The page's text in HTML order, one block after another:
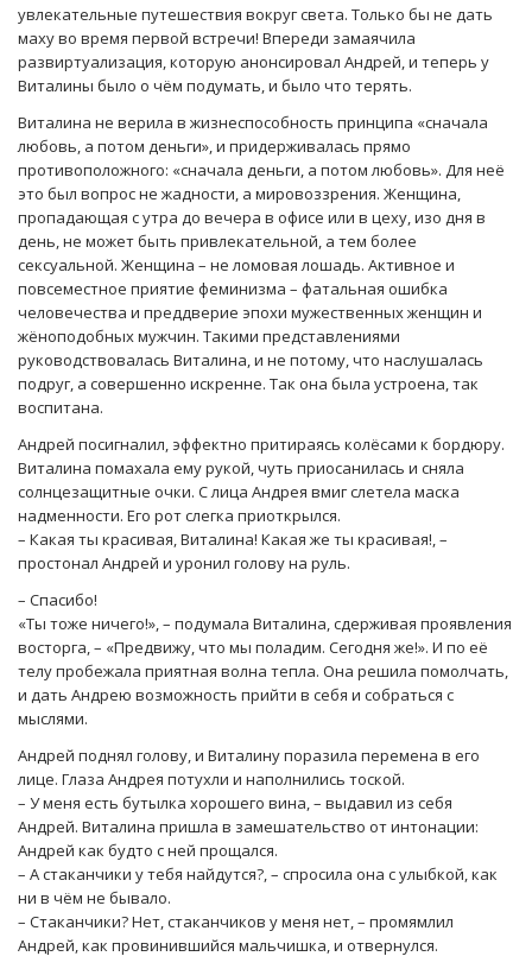
увлекательные путешествия вокруг света. Только бы не дать
маху во время первой встречи! Впереди замаячила
развиртуализация, которую анонсировал Андрей, и теперь у
Виталины было о чём подумать, и было что терять.
Виталина не верила в жизнеспособность принципа «сначала
любовь, а потом деньги», и придерживалась прямо
противоположного: «сначала деньги, а потом любовь». Для неё
это был вопрос не жадности, а мировоззрения. Женщина,
пропадающая с утра до вечера в офисе или в цеху, изо дня в
день, не может быть привлекательной, а тем более
сексуальной. Женщина – не ломовая лошадь. Активное и
повсеместное приятие феминизма – фатальная ошибка
человечества и преддверие эпохи мужественных женщин и
жёноподобных мужчин. Такими представлениями
руководствовалась Виталина, и не потому, что наслушалась
подруг, а совершенно искренне. Так она была устроена, так
воспитана.
Андрей посигналил, эффектно притираясь колёсами к бордюру.
Виталина помахала ему рукой, чуть приосанилась и сняла
солнцезащитные очки. С лица Андрея вмиг слетела маска
надменности. Его рот слегка приоткрылся.
– Какая ты красивая, Виталина! Какая же ты красивая!, –
простонал Андрей и уронил голову на руль.
– Спасибо!
«Ты тоже ничего!», – подумала Виталина, сдерживая проявления
восторга, – «Предвижу, что мы поладим. Сегодня же!». И по её
телу пробежала приятная волна тепла. Она решила помолчать,
и дать Андрею возможность прийти в себя и собраться с
мыслями.
Андрей поднял голову, и Виталину поразила перемена в его
лице. Глаза Андрея потухли и наполнились тоской.
– У меня есть бутылка хорошего вина, – выдавил из себя
Андрей. Виталина пришла в замешательство от интонации:
Андрей как будто с ней прощался.
– А стаканчики у тебя найдутся?, – спросила она с улыбкой, как
ни в чём не бывало.
– Стаканчики? Нет, стаканчиков у меня нет, – промямлил
Андрей, как провинившийся мальчишка, и отвернулся.